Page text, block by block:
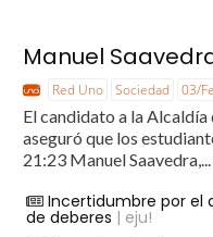
Manuel
Red Uno Sociedad 03/
El candidato a la
aseguró que los
21:23 Manuel Saavedra,...
Incertidumbre por el
de deberes | eju!